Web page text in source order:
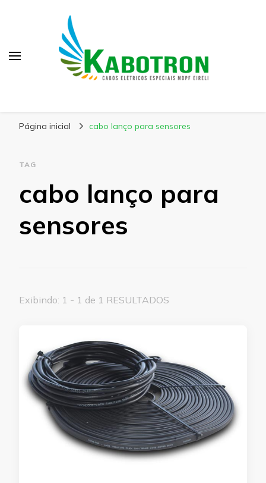
Página inicial cabo lanço para sensores
TAG
cabo lanço para
sensores
Exibindo: 1 - 1 de 1 RESULTADOS